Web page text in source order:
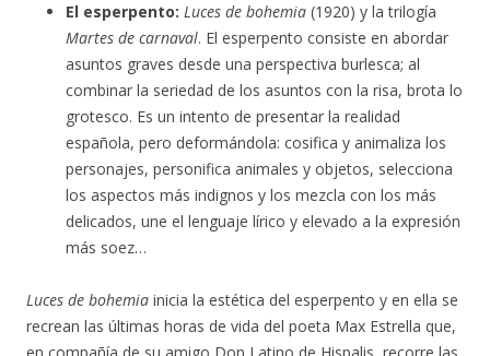
El esperpento: Luces de bohemia (1920) y la trilogía
Martes de carnaval. El esperpento consiste en abordar
asuntos graves desde una perspectiva burlesca; al
combinar la seriedad de los asuntos con la risa, brota lo
grotesco. Es un intento de presentar la realidad
española, pero deformándola: cosifica y animaliza los
personajes, personifica animales y objetos, selecciona
los aspectos más indignos y los mezcla con los más
delicados, une el lenguaje lírico y elevado a la expresión
más soez…
Luces de bohemia inicia la estética del esperpento y en ella se
recrean las últimas horas de vida del poeta Max Estrella que,